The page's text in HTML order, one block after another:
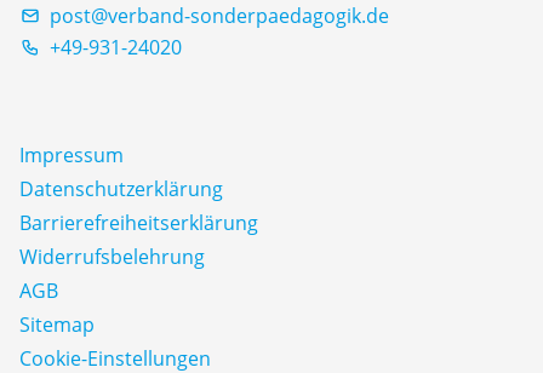
post@verband-sonderpaedagogik.de
+49-931-24020
Impressum
Datenschutz­erklärung
Barrierefreiheitserklärung
Widerrufsbelehrung
AGB
Sitemap
Cookie-Einstellungen